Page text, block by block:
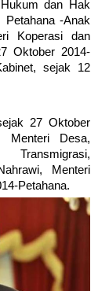
dan Hak
-Anak
Koperasi dan
Oktober 2014-
sejak 12
27 Oktober
Menteri Desa,
Transmigrasi,
Menteri
Petahana.